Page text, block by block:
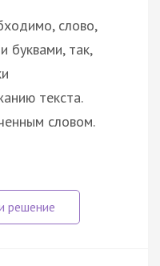
слово,
буквами, так,
текста.
словом.